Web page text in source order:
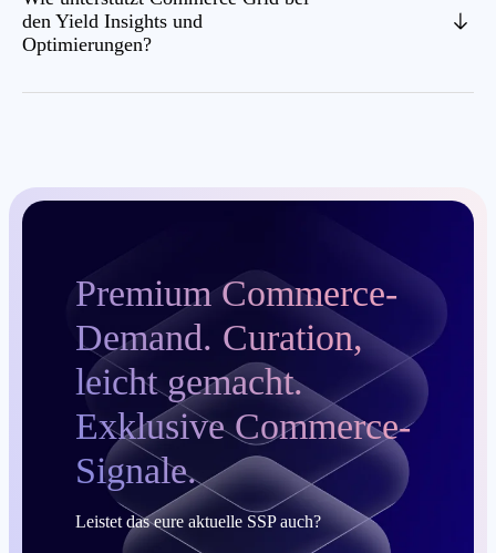
den Yield Insights und
Optimierungen?
Premium Commerce-
Demand. Curation,
leicht gemacht.
Exklusive Commerce-
Signale.
Leistet das eure aktuelle SSP auch?